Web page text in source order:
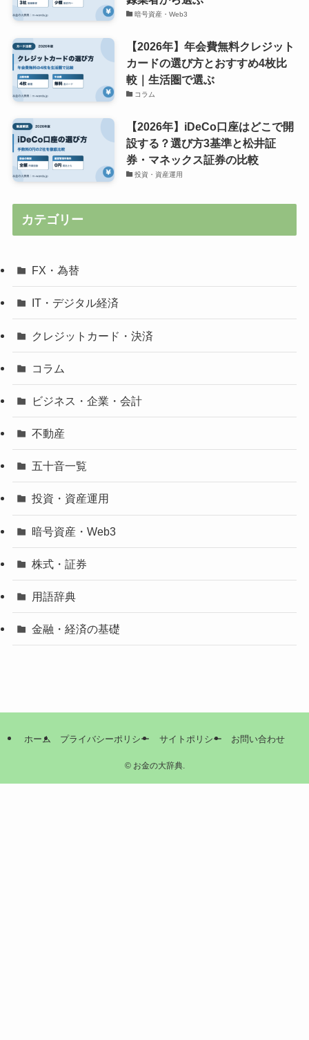
暗号資産・Web3
【2026年】年会費無料クレジット
カードの選び方とおすすめ4枚比
較｜生活圏で選ぶ
コラム
【2026年】iDeCo口座はどこで開
設する？選び方3基準と松井証
券・マネックス証券の比較
投資・資産運用
カテゴリー
FX・為替
IT・デジタル経済
クレジットカード・決済
コラム
ビジネス・企業・会計
不動産
五十音一覧
投資・資産運用
暗号資産・Web3
株式・証券
用語辞典
金融・経済の基礎
ホーム プライバシーポリシー サイトポリシー お問い合わせ
©お金の大辞典.